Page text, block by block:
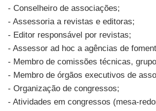
- Conselheiro de associações;
- Assessoria a revistas e editoras;
- Editor responsável por revistas;
- Assessor ad hoc a agências de
- Membro de comissões técnicas,
- Membro de órgãos executivos de
- Organização de congressos;
- Atividades em congressos (mesa-